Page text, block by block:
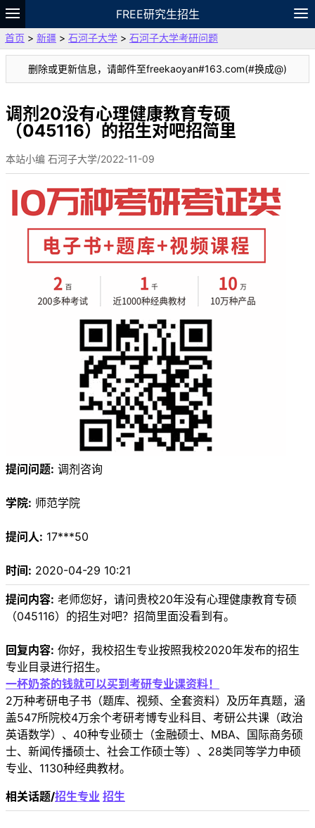
FREE研究生招生
题库
故事 专题 APP 笔记
VIP
资料
首页 > 新疆 > 石河子大学 > 石河子大学考研问题
删除或更新信息，请邮件至freekaoyan#163.com(#换成@)
调剂20没有心理健康教育专硕
（045116）的招生对吧招简里
本站小编 石河子大学/2022-11-09
提问问题: 调剂咨询
学院: 师范学院
提问人: 17***50
时间: 2020-04-29 10:21
提问内容: 老师您好，请问贵校20年没有心理健康教育专硕
（045116）的招生对吧？招简里面没看到有。
回复内容: 你好，我校招生专业按照我校2020年发布的招生
专业目录进行招生。
一杯奶茶的钱就可以买到考研专业课资料！
2万种考研电子书（题库、视频、全套资料）及历年真题，涵
盖547所院校4万余个考研考博专业科目、考研公共课（政治
英语数学）、40种专业硕士（金融硕士、MBA、国际商务硕
士、新闻传播硕士、社会工作硕士等）、28类同等学力申硕
专业、1130种经典教材。
相关话题/招生专业 招生